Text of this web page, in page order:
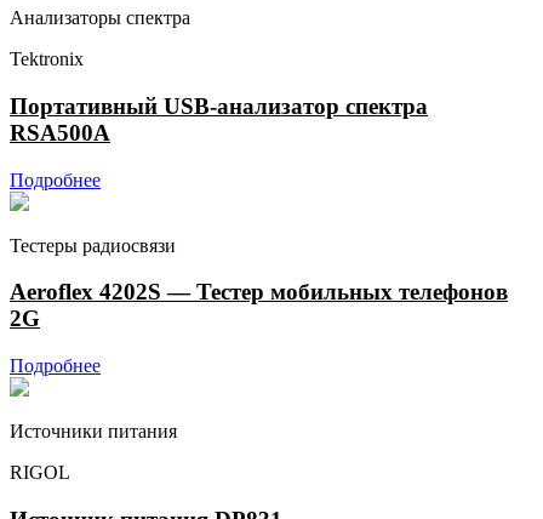
Анализаторы спектра
Tektronix
Портативный USB-анализатор спектра
RSA500A
Подробнее
Тестеры радиосвязи
Aeroflex 4202S — Тестер мобильных телефонов
2G
Подробнее
Источники питания
RIGOL